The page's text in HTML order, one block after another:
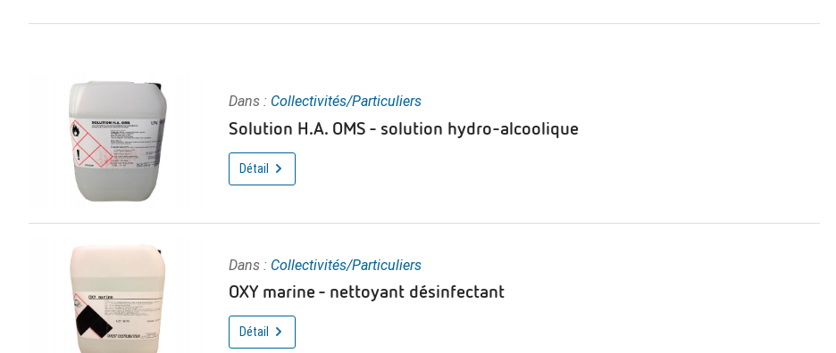
Dans : Collectivités/Particuliers
Solution H.A. OMS - solution hydro-alcoolique
Détail
Dans : Collectivités/Particuliers
OXY marine - nettoyant désinfectant
Détail